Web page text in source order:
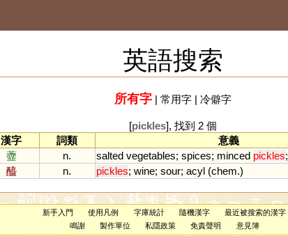
英語搜索
所有字| 常用字| 冷僻字
[pickles], 找到 2 個
漢字
詞類
意義
虀
n. salted vegetables; spices; minced pickles;
醯
n. pickles; wine; sour; acyl(chem.)
新手入門 使用凡例 字庫統計 隨機漢字
最近被搜索的漢字
鳴謝
製作單位 私隱政策 免責聲明 意見簿